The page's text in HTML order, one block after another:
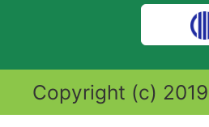
Copyright (c)